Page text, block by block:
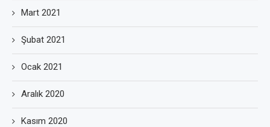
Mart 2021
Şubat 2021
Ocak 2021
Aralık 2020
Kasım 2020